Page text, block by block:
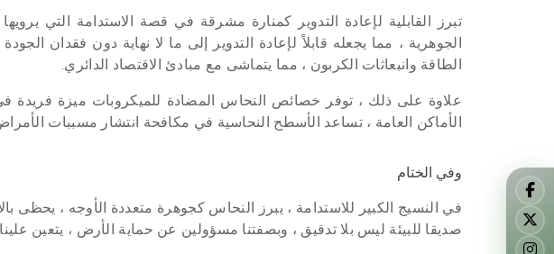
تبرز القابلية لإعادة التدوير كمنارة مشرقة في قصة الاستدامة التي
الجوهرية ، مما يجعله قابلاً لإعادة التدوير إلى ما لا نهاية دون فقدان
الطاقة وانبعاثات الكربون ، مما يتماشى مع مبادئ الاقتصاد الدائري.
علاوة على ذلك ، توفر خصائص النحاس المضادة للميكروبات ميزة فريدة
الأماكن العامة ، تساعد الأسطح النحاسية في مكافحة انتشار مسببات الأمراض
وفي الختام
في النسيج الكبير للاستدامة ، يبرز النحاس كجوهرة متعددة الأوجه ، يحظى
صديقا للبيئة ليس بلا تدقيق ، وبصفتنا مسؤولين عن حماية الأرض ، يتعين